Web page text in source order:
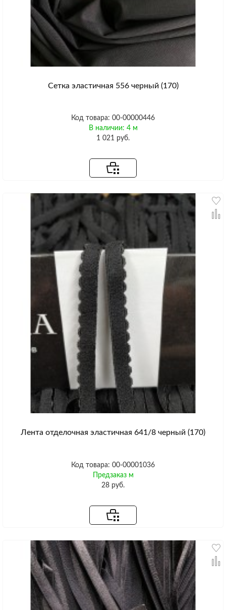
Сетка эластичная 556 черный (170)
Код товара: 00-00000446
В наличии: 4 м
1 021 руб.
Лента отделочная эластичная 641/8 черный (170)
Код товара: 00-00001036
Предзаказ м
28 руб.